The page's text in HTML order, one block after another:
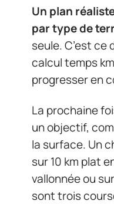
Un plan
par type de
seule. C’est ce
calcul temps
progresser en
La prochaine
un objectif,
la surface. Un
sur 10 km plat
vallonnée ou
sont trois